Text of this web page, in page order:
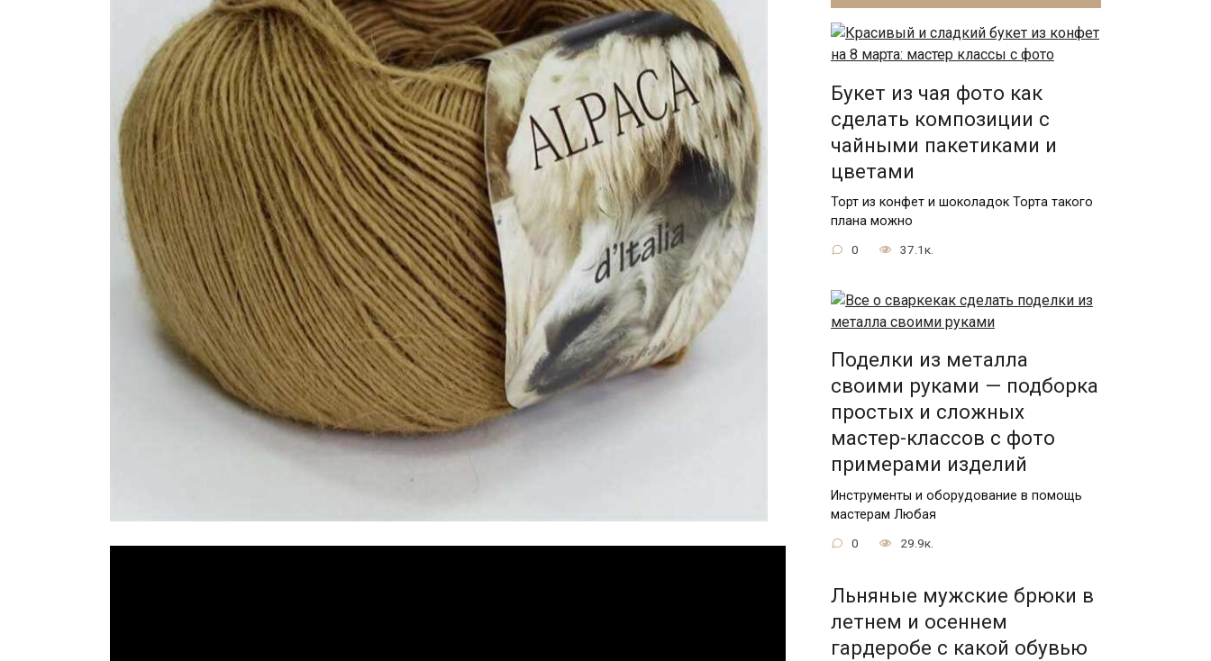
Букет из чая фото как
сделать композиции с
чайными пакетиками и
цветами
Торт из конфет и шоколадок Торта такого
плана можно
0 37.1к.
Поделки из металла
своими руками — подборка
простых и сложных
мастер-классов с фото
примерами изделий
Инструменты и оборудование в помощь
мастерам Любая
0 29.9к.
Льняные мужские брюки в
летнем и осеннем
гардеробе с какой обувью